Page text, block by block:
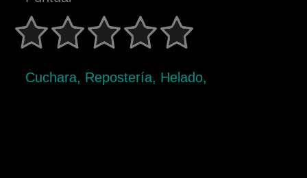
Cuchara, Repostería, Helado,